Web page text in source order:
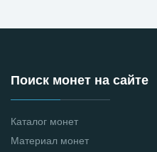
Поиск монет на сайте
Каталог монет
Материал монет